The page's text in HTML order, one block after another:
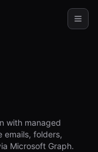
with managed
emails, folders,
Microsoft Graph.